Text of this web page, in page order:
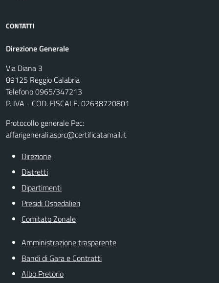
CONTATTI
Direzione Generale
Via Diana 3
89125 Reggio Calabria
Telefono 0965/347213
P. IVA - COD. FISCALE. 02638720801
Protocollo generale Pec:
affarigenerali.asprc@certificatamail.it
Direzione
Distretti
Dipartimenti
Presidi Ospedalieri
Comitato Zonale
Amministrazione trasparente
Bandi di Gara e Contratti
Albo Pretorio